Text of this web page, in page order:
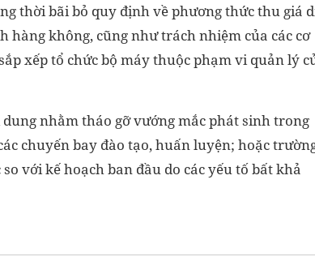
thời bãi bỏ quy định về phương thức thu giá
không, cũng như trách nhiệm của các cơ
xếp tổ chức bộ máy thuộc phạm vi quản lý
nhằm tháo gỡ vướng mắc phát sinh trong
chuyến bay đào tạo, huấn luyện; hoặc
với kế hoạch ban đầu do các yếu tố bất khả